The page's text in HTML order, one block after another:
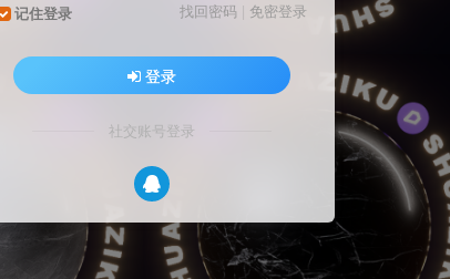
记住登录 找回密码 | 免密登录
登录
社交账号登录